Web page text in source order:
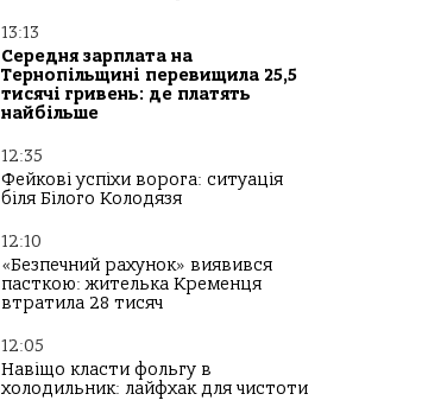
13:13
Середня зарплата на
Тернопільщині перевищила 25,5
тисячі гривень: де платять
найбільше
12:35
Фейкові успіхи ворога: ситуація
біля Білого Колодязя
12:10
«Безпечний рахунок» виявився
пасткою: жителька Кременця
втратила 28 тисяч
12:05
Навіщо класти фольгу в
холодильник: лайфхак для чистоти